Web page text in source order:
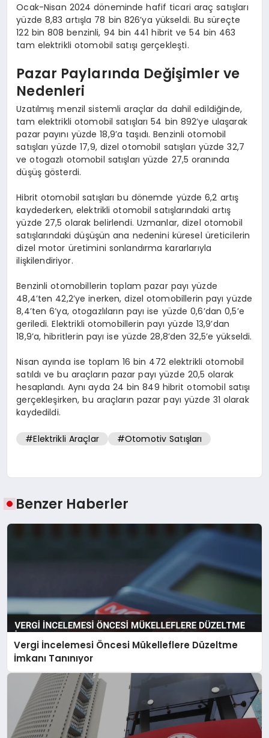
Ocak-Nisan 2024 döneminde hafif ticari araç satışları
yüzde 8,83 artışla 78 bin 826’ya yükseldi. Bu süreçte
122 bin 808 benzinli, 94 bin 441 hibrit ve 54 bin 463
tam elektrikli otomobil satışı gerçekleşti.
Pazar Paylarında Değişimler ve
Nedenleri
Uzatılmış menzil sistemli araçlar da dahil edildiğinde,
tam elektrikli otomobil satışları 54 bin 892’ye ulaşarak
pazar payını yüzde 18,9’a taşıdı. Benzinli otomobil
satışları yüzde 17,9, dizel otomobil satışları yüzde 32,7
ve otogazlı otomobil satışları yüzde 27,5 oranında
düşüş gösterdi.
Hibrit otomobil satışları bu dönemde yüzde 6,2 artış
kaydederken, elektrikli otomobil satışlarındaki artış
yüzde 27,5 olarak belirlendi. Uzmanlar, dizel otomobil
satışlarındaki düşüşün ana nedenini küresel üreticilerin
dizel motor üretimini sonlandırma kararlarıyla
ilişkilendiriyor.
Benzinli otomobillerin toplam pazar payı yüzde
48,4’ten 42,2’ye inerken, dizel otomobillerin payı yüzde
8,4’ten 6’ya, otogazlıların payı ise yüzde 0,6’dan 0,5’e
geriledi. Elektrikli otomobillerin payı yüzde 13,9’dan
18,9’a, hibritlerin payı ise yüzde 28,8’den 32,5’e yükseldi.
Nisan ayında ise toplam 16 bin 472 elektrikli otomobil
satıldı ve bu araçların pazar payı yüzde 20,5 olarak
hesaplandı. Aynı ayda 24 bin 849 hibrit otomobil satışı
gerçekleşirken, bu araçların pazar payı yüzde 31 olarak
kaydedildi.
#Elektrikli Araçlar #Otomotiv Satışları
Benzer Haberler
Vergi İncelemesi Öncesi Mükelleflere Düzeltme
İmkanı Tanınıyor